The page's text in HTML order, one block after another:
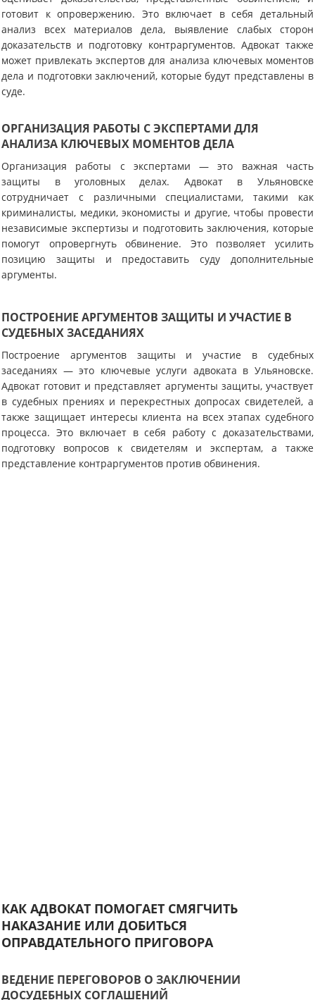
готовит к опровержению. Это включает в себя детальный
анализ всех материалов дела, выявление слабых сторон
доказательств и подготовку контраргументов. Адвокат также
может привлекать экспертов для анализа ключевых моментов
дела и подготовки заключений, которые будут представлены в
суде.
ОРГАНИЗАЦИЯ РАБОТЫ С ЭКСПЕРТАМИ ДЛЯ
АНАЛИЗА КЛЮЧЕВЫХ МОМЕНТОВ ДЕЛА
Организация работы с экспертами — это важная часть
защиты в уголовных делах. Адвокат в Ульяновске
сотрудничает с различными специалистами, такими как
криминалисты, медики, экономисты и другие, чтобы провести
независимые экспертизы и подготовить заключения, которые
помогут опровергнуть обвинение. Это позволяет усилить
позицию защиты и предоставить суду дополнительные
аргументы.
ПОСТРОЕНИЕ АРГУМЕНТОВ ЗАЩИТЫ И УЧАСТИЕ В
СУДЕБНЫХ ЗАСЕДАНИЯХ
Построение аргументов защиты и участие в судебных
заседаниях — это ключевые услуги адвоката в Ульяновске.
Адвокат готовит и представляет аргументы защиты, участвует
в судебных прениях и перекрестных допросах свидетелей, а
также защищает интересы клиента на всех этапах судебного
процесса. Это включает в себя работу с доказательствами,
подготовку вопросов к свидетелям и экспертам, а также
представление контраргументов против обвинения.
КАК АДВОКАТ ПОМОГАЕТ СМЯГЧИТЬ
НАКАЗАНИЕ ИЛИ ДОБИТЬСЯ
ОПРАВДАТЕЛЬНОГО ПРИГОВОРА
ВЕДЕНИЕ ПЕРЕГОВОРОВ О ЗАКЛЮЧЕНИИ
ДОСУДЕБНЫХ СОГЛАШЕНИЙ